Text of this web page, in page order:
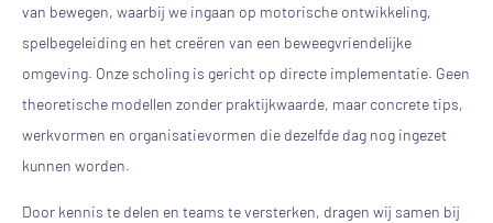
van bewegen, waarbij we ingaan op motorische ontwikkeling,
spelbegeleiding en het creëren van een beweegvriendelijke
omgeving. Onze scholing is gericht op directe implementatie. Geen
theoretische modellen zonder praktijkwaarde, maar concrete tips,
werkvormen en organisatievormen die dezelfde dag nog ingezet
kunnen worden.
Door kennis te delen en teams te versterken, dragen wij samen bij